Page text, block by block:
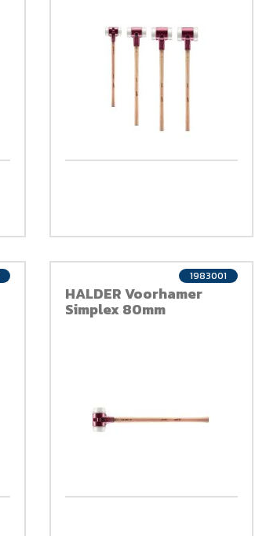
HALDER Voorhamer
Simplex 80mm
1983001